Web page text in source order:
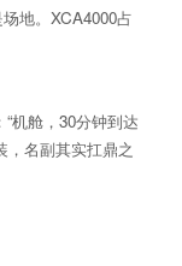
地。XCA4000占
机舱，30分钟到达
，名副其实扛鼎之